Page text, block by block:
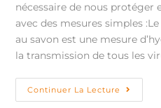
nécessaire de nous protéger
avec des mesures simples
au savon est une mesure
la transmission de tous les
Continuer La Lecture